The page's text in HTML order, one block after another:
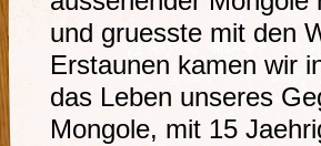
und gruesste mit den
Erstaunen kamen wir
das Leben unseres
Mongole, mit 15